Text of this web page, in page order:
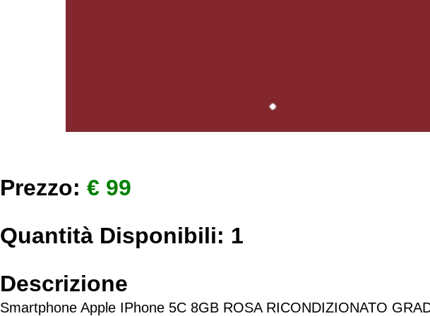
Prezzo: € 99
Quantità Disponibili: 1
Descrizione
Smartphone Apple IPhone 5C 8GB ROSA RICONDIZIONATO